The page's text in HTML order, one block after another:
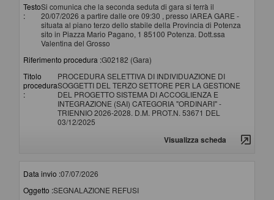
Testo
:
Si comunica che la seconda seduta di gara si terrà il
20/07/2026 a partire dalle ore 09:30 , presso lAREA GARE -
situata al piano terzo dello stabile della Provincia di Potenza
sito in Piazza Mario Pagano, 1 85100 Potenza. Dott.ssa
Valentina del Grosso
Riferimento procedura :G02182 (Gara)
Titolo
procedura
:
PROCEDURA SELETTIVA DI INDIVIDUAZIONE DI
SOGGETTI DEL TERZO SETTORE PER LA GESTIONE
DEL PROGETTO SISTEMA DI ACCOGLIENZA E
INTEGRAZIONE (SAI) CATEGORIA "ORDINARI" -
TRIENNIO 2026-2028. D.M. PROT.N. 53671 DEL
03/12/2025
Visualizza scheda
Data invio :07/07/2026
Oggetto :SEGNALAZIONE REFUSI